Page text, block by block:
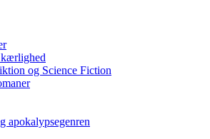
og Science Fiction
apokalypsegenren